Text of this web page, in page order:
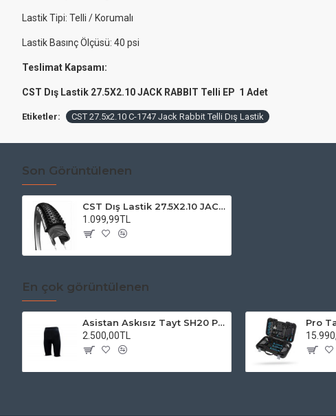
Lastik Tipi: Telli / Korumalı
Lastik Basınç Ölçüsü: 40 psi
Teslimat Kapsamı:
CST Dış Lastik 27.5X2.10 JACK RABBIT Telli EP 1 Adet
Etiketler: CST 27.5x2.10 C-1747 Jack Rabbit Telli Dış Lastik
Son Görüntülenen
CST Dış Lastik 27.5X2.10 JACK RABBIT Telli EPS
1.099,99TL
En çok görüntülenen
Asistan Askısız Tayt SH20 Pedli Siyah
2.500,00TL